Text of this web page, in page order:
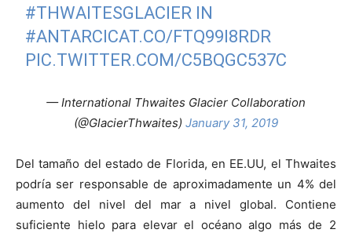
#THWAITESGLACIER IN
#ANTARCICAT.CO/FTQ99I8RDR
PIC.TWITTER.COM/C5BQGC537C
— International Thwaites Glacier Collaboration
(@GlacierThwaites) January 31, 2019
Del tamaño del estado de Florida, en EE.UU, el Thwaites
podría ser responsable de aproximadamente un 4% del
aumento del nivel del mar a nivel global. Contiene
suficiente hielo para elevar el océano algo más de 2